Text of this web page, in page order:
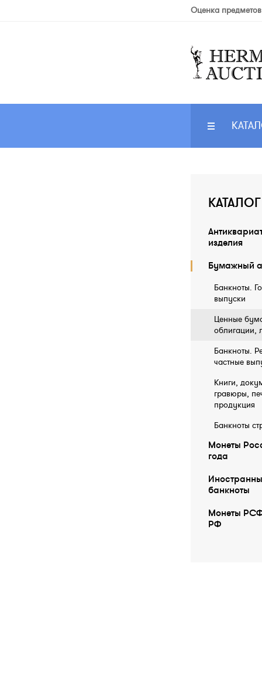
Оценка
изделия
Бумажный
Банкноты.
выпуски
Ценные
облигации,
Банкноты.
частные
Книги,
гравюры,
продукция
Банкноты
Монеты
года
бaнкноты
Монеты
РФ